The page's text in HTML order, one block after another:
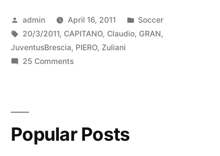
DEL
PIERO
Brescia
Posted
by
admin April 16, 2011
Posted
in
Soccer
Tags:
20/3/2011, CAPITANO, Claudio, GRAN,
JuventusBrescia, PIERO, Zuliani
25 Commentson
PIERO
GRAN
Popular Posts